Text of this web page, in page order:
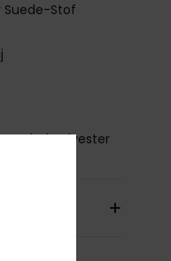
Suede-Stof
polyester